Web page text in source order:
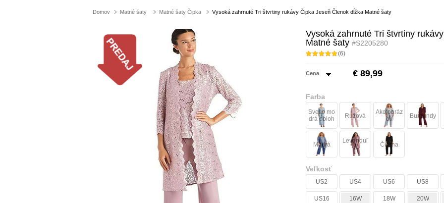
Domov Matné šaty Matné šaty Čipka Vysoká zahrnuté Tri štvrtiny rukávy Čipka Jeseň Členok dĺžka Matné šaty
Vysoká zahrnuté Tri štvrtiny
Matné šaty #S2205280
(6)
Cena € 89,99
Farba
Svetlo mo
drá obloh
a
Ružová
Ako obráz
ok
Burgundy
Modrá
Levanduľ
a
Čierna
Veľkosť
US2 US4 US6 US8
US16 16W 18W 20W